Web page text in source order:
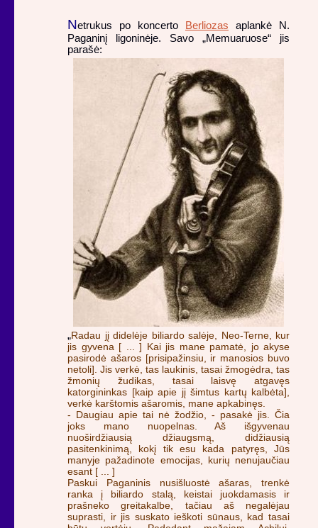
Netrukus po koncerto Berliozas aplankė N.
Paganinį ligoninėje. Savo „Memuaruose“ jis
parašė:
„Radau jį didelėje biliardo salėje, Neo-Terne, kur
jis gyvena [ ... ] Kai jis mane pamatė, jo akyse
pasirodė ašaros [prisipažinsiu, ir manosios buvo
netoli]. Jis verkė, tas laukinis, tasai žmogėdra, tas
žmonių žudikas, tasai laisvę atgavęs
katorgininkas [kaip apie jį šimtus kartų kalbėta],
verkė karštomis ašaromis, mane apkabinęs.
- Daugiau apie tai nė žodžio, - pasakė jis. Čia
joks mano nuopelnas. Aš išgyvenau
nuoširdžiausią džiaugsmą, didžiausią
pasitenkinimą, kokį tik esu kada patyręs, Jūs
manyje pažadinote emocijas, kurių nenujaučiau
esant [ ... ]
Paskui Paganinis nusišluostė ašaras, trenkė
ranka į biliardo stalą, keistai juokdamasis ir
prašneko greitakalbe, tačiau aš negalėjau
suprasti, ir jis suskato ieškoti sūnaus, kad tasai